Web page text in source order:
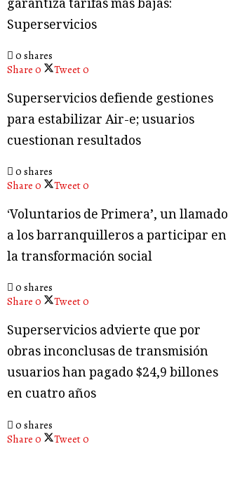
garantiza tarifas más bajas:
Superservicios
0 shares
Share 0 Tweet0
Superservicios defiende gestiones
para estabilizar Air-e; usuarios
cuestionan resultados
0 shares
Share 0 Tweet0
‘Voluntarios de Primera’, un llamado
a los barranquilleros a participar en
la transformación social
0 shares
Share 0 Tweet0
Superservicios advierte que por
obras inconclusas de transmisión
usuarios han pagado $24,9 billones
en cuatro años
0 shares
Share 0 Tweet0